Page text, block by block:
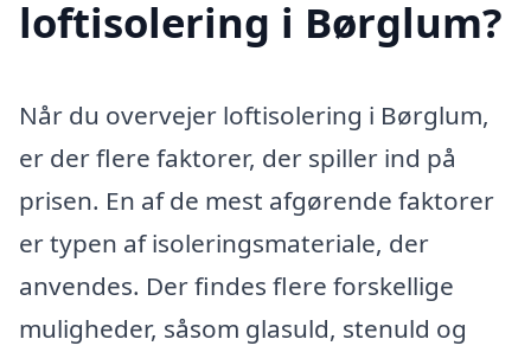
loftisolering i Børglum?
Når du overvejer loftisolering i Børglum,
er der flere faktorer, der spiller ind på
prisen. En af de mest afgørende faktorer
er typen af isoleringsmateriale, der
anvendes. Der findes flere forskellige
muligheder, såsom glasuld, stenuld og